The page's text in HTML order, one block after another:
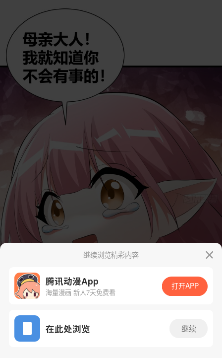
App免费看
继续浏览精彩内容
腾讯动漫App
海量漫画 新人7天免费看
打开APP
在此处浏览 继续